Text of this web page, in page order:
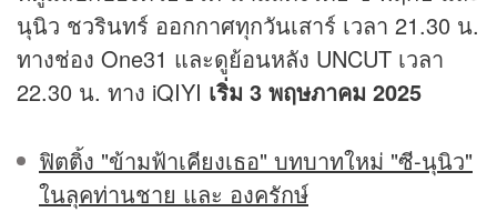
นุนิว ชวรินทร์ ออกกาศทุกวันเสาร์ เวลา 21.30 น.
ทางช่อง One31 และดูย้อนหลัง UNCUT เวลา
22.30 น. ทาง iQIYI เริ่ม 3 พฤษภาคม 2025
ฟิตติ้ง "ข้ามฟ้าเคียงเธอ" บทบาทใหม่ "ซี-นุนิว"
ในลุคท่านชาย และ องครักษ์